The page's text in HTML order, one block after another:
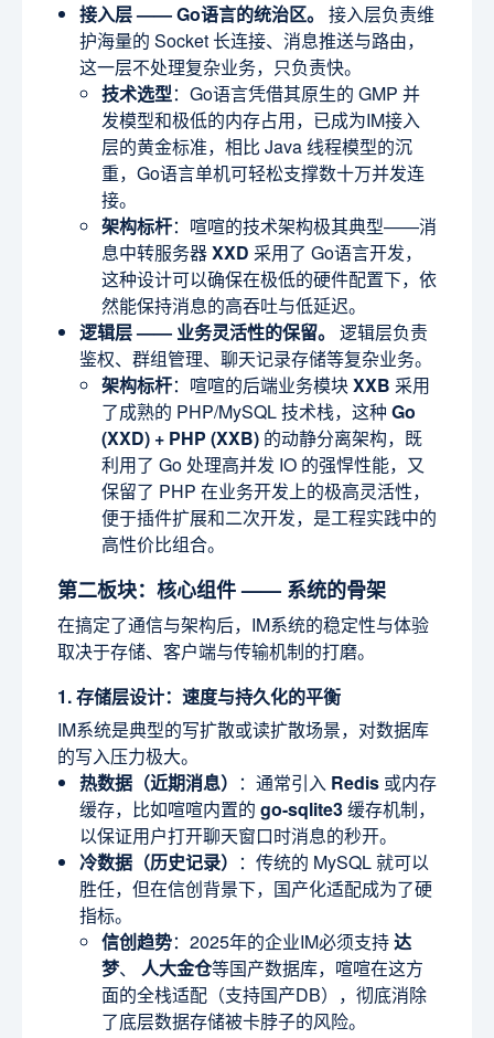
接入层 —— Go语言的统治区。 接入层负责维
护海量的 Socket 长连接、消息推送与路由，
这一层不处理复杂业务，只负责快。
技术选型：Go语言凭借其原生的 GMP 并
发模型和极低的内存占用，已成为IM接入
层的黄金标准，相比 Java 线程模型的沉
重，Go语言单机可轻松支撑数十万并发连
接。
架构标杆：喧喧的技术架构极其典型——消
息中转服务器XXD 采用了 Go语言开发，
这种设计可以确保在极低的硬件配置下，依
然能保持消息的高吞吐与低延迟。
逻辑层 —— 业务灵活性的保留。 逻辑层负责
鉴权、群组管理、聊天记录存储等复杂业务。
架构标杆：喧喧的后端业务模块XXB 采用
了成熟的 PHP/MySQL 技术栈，这种 Go
(XXD) + PHP (XXB) 的动静分离架构，既
利用了 Go 处理高并发 IO 的强悍性能，又
保留了 PHP 在业务开发上的极高灵活性，
便于插件扩展和二次开发，是工程实践中的
高性价比组合。
第二板块：核心组件 —— 系统的骨架
在搞定了通信与架构后，IM系统的稳定性与体验
取决于存储、客户端与传输机制的打磨。
1. 存储层设计：速度与持久化的平衡
IM系统是典型的写扩散或读扩散场景，对数据库
的写入压力极大。
热数据（近期消息） ：通常引入 Redis 或内存
缓存，比如喧喧内置的 go-sqlite3缓存机制，
以保证用户打开聊天窗口时消息的秒开。
冷数据（历史记录） ：传统的 MySQL 就可以
胜任，但在信创背景下，国产化适配成为了硬
指标。
信创趋势：2025年的企业IM必须支持达
梦、 人大金仓等国产数据库，喧喧在这方
面的全栈适配（支持国产DB），彻底消除
了底层数据存储被卡脖子的风险。